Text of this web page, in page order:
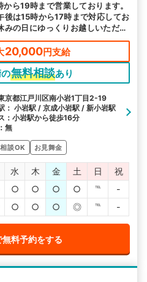
ら19時まで営業しております。
後は15時から17時まで対応してお
みの日にゆっくりお越しいただく
20,000円支給
無料相談あり
京都江戸川区南小岩1丁目2-19
： 小岩駅 / 京成小岩駅 / 新小岩駅
：小岩駅から徒歩16分
無
談OK お見舞金
水 木 金 土 日
祝
○ ○ ○ ○ ℡
-
○ ○ ○ ◎ ℡ -
無料予約をする